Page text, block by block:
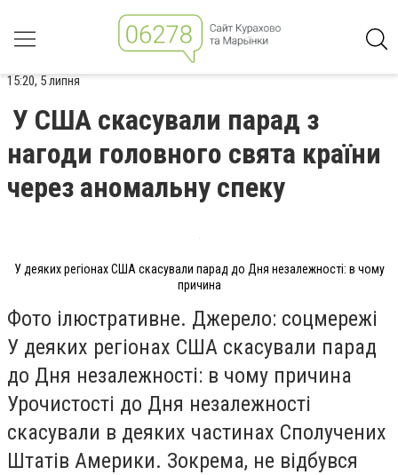
15:20, 5 липня
У США скасували парад з
нагоди головного свята країни
через аномальну спеку
У деяких регіонах США скасували парад до Дня незалежності: в чому
причина
Фото ілюстративне. Джерело: соцмережі
У деяких регіонах США скасували парад
до Дня незалежності: в чому причина
Урочистості до Дня незалежності
скасували в деяких частинах Сполучених
Штатів Америки. Зокрема, не відбувся